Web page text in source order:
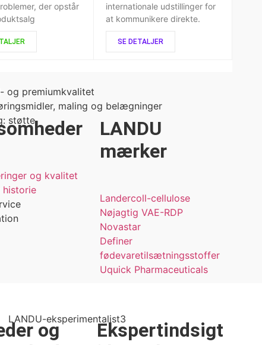
der opstår
internationale udstillinger for
at kommunikere direkte.
SE DETALJER
og kvalitet
historie
LANDU
mærker
Landercoll-cellulose
Nøjagtig VAE-RDP
Novastar
Definer
fødevaretilsætningsstoffer
Uquick Pharmaceuticals
og
Ekspertindsigt
i Kina
og premiumkvalitet
maling og belægninger
støtte